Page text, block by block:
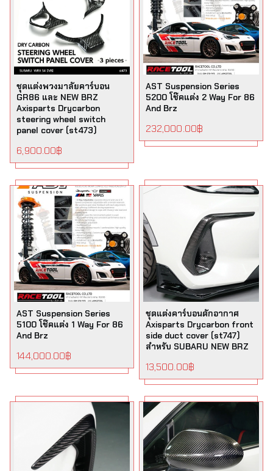
ชุดแต่งพวงมาลัยคาร์บอน
GR86 และ NEW BRZ
Axisparts Drycarbon
steering wheel switch
panel cover (st473)
6,900.00฿
AST Suspension Series
5200 โช๊คแต่ง 2 Way For 86
And Brz
232,000.00฿
AST Suspension Series
5100 โช๊คแต่ง 1 Way For 86
And Brz
144,000.00฿
ชุดแต่งคาร์บอนดักอากาศ
Axisparts Drycarbon front
side duct cover (st747)
สำหรับ SUBARU NEW BRZ
13,500.00฿